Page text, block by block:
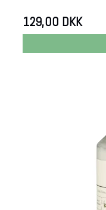
129,00 DKK